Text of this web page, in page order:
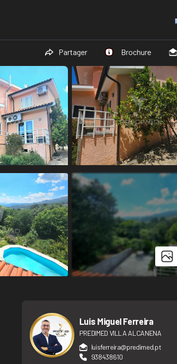
Partager Brochure
Luis Miguel Ferreira
PREDIMED VILLA ALCANENA
luisferreira@predimed.pt
938438610